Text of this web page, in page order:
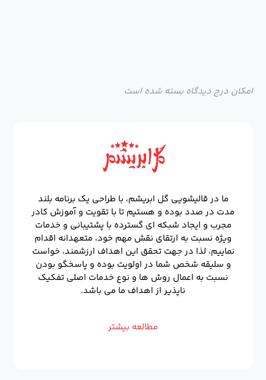
امکان درج دیدگاه بسته شده است
ما در قالیشویی گل ابریشم، با طراحی یک برنامه بلند
مدت در صدد بوده و هستیم تا با تقویت و آموزش کادر
مجرب و ایجاد شبکه ای گسترده با پشتیبانی و خدمات
ویژه نسبت به ارتقای نقش مهم خود، متعهدانه اقدام
نماییم، لذا در جهت تحقق این اهداف ارزشمند، خواست
و سلیقه شخص شما در اولویت بوده و پاسخگو بودن
نسبت به اعمال روش ها و نوع خدمات اصلی تفکیک
ناپذیر از اهداف ما می باشد.
مطالعه بیشتر